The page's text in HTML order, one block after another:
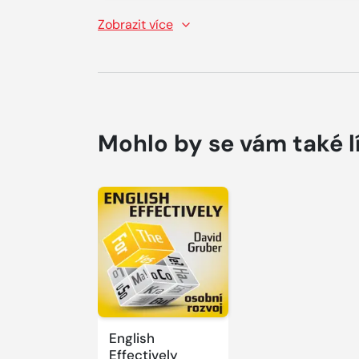
Zobrazit více
Mohlo by se vám také
English
Effectively